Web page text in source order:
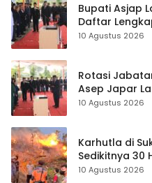
Bupati Asjap
Daftar
10 Agustus 2026
Rotasi
Asep Japar
10 Agustus 2026
Karhutla di
Sedikitnya 30
10 Agustus 2026